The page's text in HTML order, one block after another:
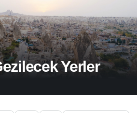
Yerler